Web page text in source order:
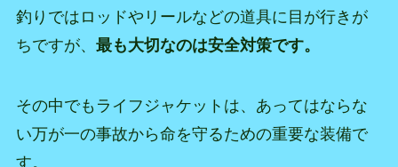
釣りではロッドやリールなどの道具に目が行きが
ちですが、 最も大切なのは安全対策です。
その中でもライフジャケットは、あってはならな
い万が一の事故から命を守るための重要な装備で
す。